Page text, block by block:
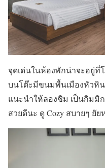
จุดเด่นในห้องพักน่าจะอยู่
บนโต๊ะมีขนมพื้นเมืองหัวหิ
แนะนำให้ลองชิม เป็นกิม
สวยดีนะ ดู Cozy สบายๆ ยั